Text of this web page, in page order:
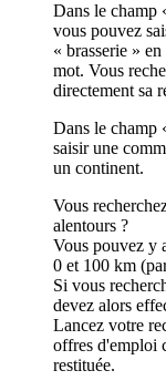
Dans le champ
vous pouvez
« brasserie »
mot. Vous
directement sa
Dans le champ
saisir une
un continent.
Vous
alentours ?
Vous pouvez y
0 et 100 km
Si vous
devez alors
Lancez votre
offres d'emploi
restituée.